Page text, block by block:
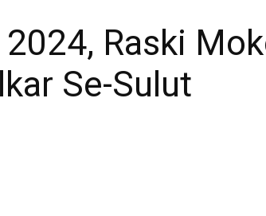
Raski
Se-Sulut